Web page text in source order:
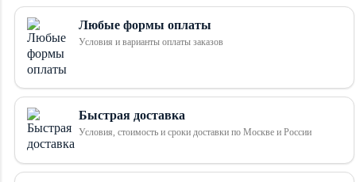
Любые формы оплаты
Условия и варианты оплаты заказов
Быстрая доставка
Условия, стоимость и сроки доставки по Москве и России